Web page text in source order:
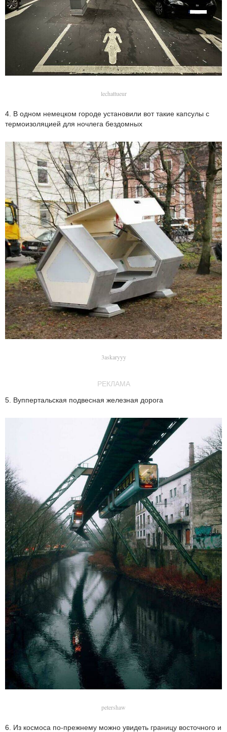
lechattueur
4. В одном немецком городе установили вот такие капсулы с
термоизоляцией для ночлега бездомных
3askaryyy
РЕКЛАМА
5. Вуппертальская подвесная железная дорога
petershaw
6. Из космоса по-прежнему можно увидеть границу восточного и